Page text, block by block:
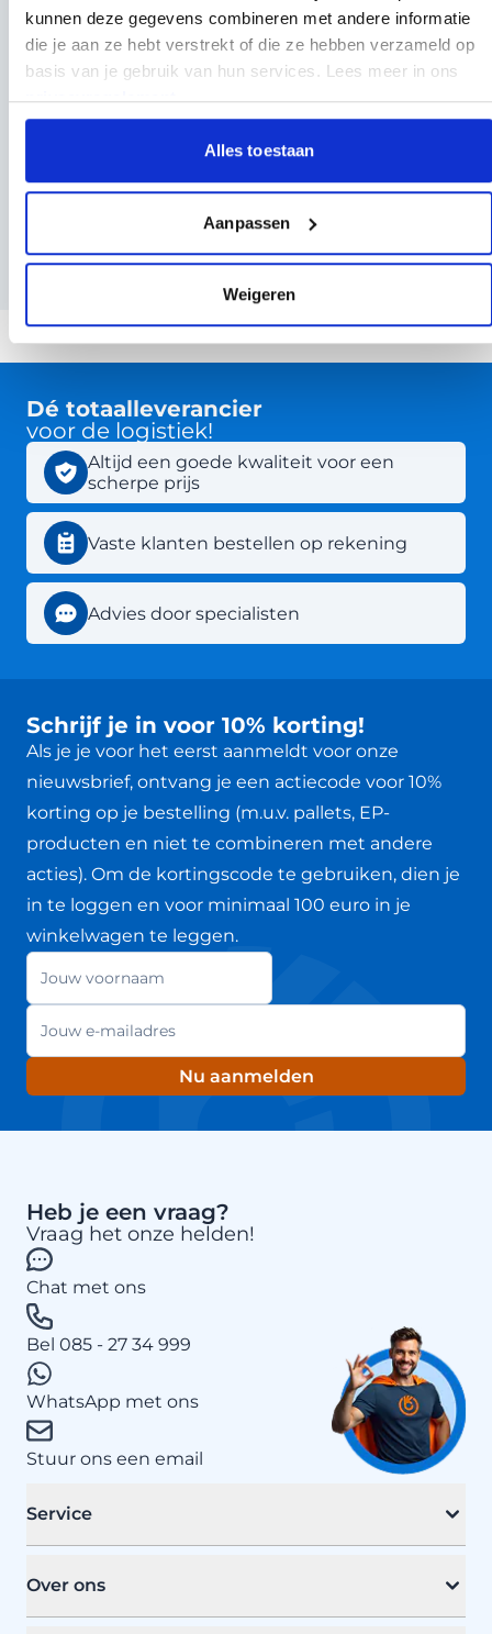
kunnen deze gegevens combineren met andere informatie
die je aan ze hebt verstrekt of die ze hebben verzameld op
basis van je gebruik van hun services. Lees meer in ons
privacyregelement.
Alles toestaan
Aanpassen
Weigeren
ADR Koffer Basis Klasse 1 t/m 6, 8 en 9 - 17-delige
Kit
114,95
Dé totaalleverancier
voor de logistiek!
Altijd een goede kwaliteit voor een
scherpe prijs
Vaste klanten bestellen op rekening
Advies door specialisten
Schrijf je in voor 10% korting!
Als je je voor het eerst aanmeldt voor onze
nieuwsbrief, ontvang je een actiecode voor 10%
korting op je bestelling (m.u.v. pallets, EP-
producten en niet te combineren met andere
acties). Om de kortingscode te gebruiken, dien je
in te loggen en voor minimaal 100 euro in je
winkelwagen te leggen.
Nieuwsbrief
Jouw voornaam
E-mailadres
Nu aanmelden
Heb je een vraag?
Vraag het onze helden!
Chat met ons
Bel 085 - 27 34 999
WhatsApp met ons
Stuur ons een email
Service
Over ons